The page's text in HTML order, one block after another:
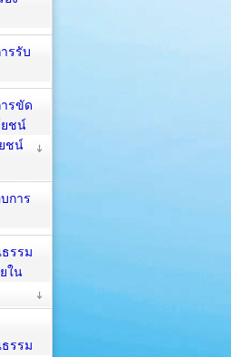
รรับ
รขัด
ยชน์
ชน์
การ
รรม
ใน
รรม